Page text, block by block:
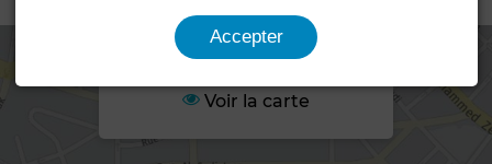
Voir la carte
Accepter